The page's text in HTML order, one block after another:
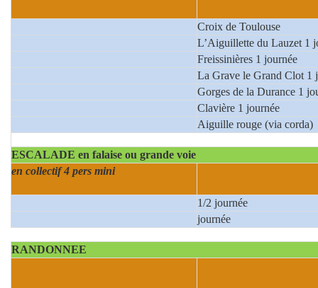
Croix de Toulouse
L’Aiguillette du Lauzet 1
Freissinières 1 journée
La Grave le Grand Clot 1
Gorges de la Durance 1
Clavière 1 journée
Aiguille rouge (via corda)
ESCALADE en falaise ou grande voie
en collectif 4 pers mini
1/2 journée
journée
RANDONNEE